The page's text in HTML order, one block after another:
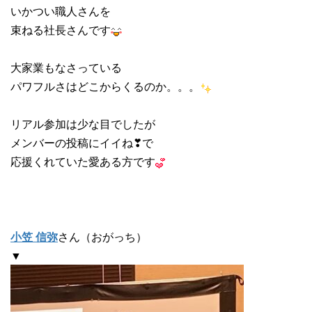
いかつい職人さんを
束ねる社長さんです
大家業もなさっている
パワフルさはどこからくるのか。。。
リアル参加は少な目でしたが
メンバーの投稿にイイね❣で
応援くれていた愛ある方です
小笠 信弥さん（おがっち）
▼